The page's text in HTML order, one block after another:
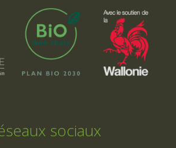
sociaux